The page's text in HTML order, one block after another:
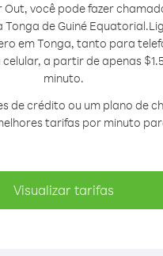
Out, você pode fazer
de Guiné Equatorial.
em Tonga, tanto para
a partir de apenas
minuto.
de crédito ou um plano de
tarifas por minuto
Visualizar tarifas